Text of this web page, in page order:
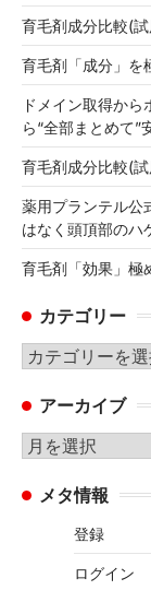
育毛剤成分比較(
育毛剤「成分」を
ドメイン取得か
ら“全部まとめて”
育毛剤成分比較(試
薬用プランテル公
はなく頭頂部のハ
育毛剤「効果」極
カテゴリー
カ
ゴ
リ
ー
アーカイブ
ア
カ メタ情報
登録
ログイン